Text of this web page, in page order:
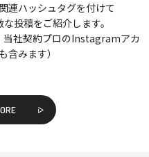
連ハッシュタグを付けて
投稿をご紹介します。
当社契約プロのInstagramアカ
含みます）